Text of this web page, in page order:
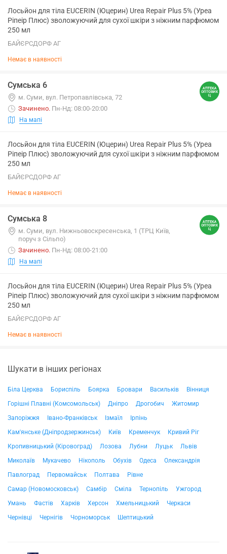
Лосьйон для тіла EUCERIN (Юцерин) Urea Repair Plus 5% (Уреа
Ріпеір Плюс) зволожуючий для сухої шкіри з ніжним парфюмом
250 мл
БАЙЄРСДОРФ АГ
Немає в наявності
Сумська 6
м. Суми, вул. Петропавлівська, 72
Зачинено. Пн-Нд: 08:00-20:00
На мапі
Лосьйон для тіла EUCERIN (Юцерин) Urea Repair Plus 5% (Уреа
Ріпеір Плюс) зволожуючий для сухої шкіри з ніжним парфюмом
250 мл
БАЙЄРСДОРФ АГ
Немає в наявності
Сумська 8
м. Суми, вул. Нижньовоскресенська, 1 (ТРЦ Київ,
поруч з Сільпо)
Зачинено. Пн-Нд: 08:00-21:00
На мапі
Лосьйон для тіла EUCERIN (Юцерин) Urea Repair Plus 5% (Уреа
Ріпеір Плюс) зволожуючий для сухої шкіри з ніжним парфюмом
250 мл
БАЙЄРСДОРФ АГ
Немає в наявності
Шукати в інших регіонах
Біла Церква Бориспіль Боярка Бровари Васильків
Вінниця
Горішні Плавні (Комсомольськ)
Дніпро Дрогобич
Житомир
Запоріжжя
Івано-Франківськ Ізмаїл
Ірпінь
Кам'янське (Дніпродзержинськ)
Київ Кременчук
Кривий Ріг
Кропивницький (Кіровоград)
Лозова Лубни Луцьк
Львів
Миколаїв
Мукачево Нікополь Обухів Одеса
Олександрія
Павлоград
Первомайськ Полтава
Рівне
Самар (Новомосковськ)
Самбір Сміла Тернопіль
Ужгород
Умань
Фастів Харків Херсон Хмельницький
Черкаси
Чернівці
Чернігів Чорноморськ Шептицький